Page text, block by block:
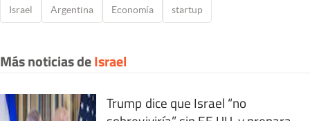
Israel Argentina Economía startup
Más noticias deIsrael
Trump dice que Israel “no